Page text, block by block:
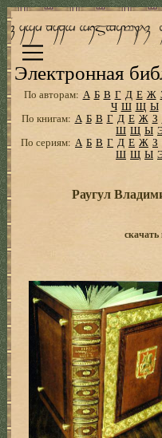
Электронная
По авторам: А Б В Г Д Е Ж
Ч Ш Щ Ы
По книгам: А Б В Г Д Е Ж З
Ш Щ Ы
По сериям: А Б В Г Д Е Ж З
Ш Щ Ы
Раугул
скачать